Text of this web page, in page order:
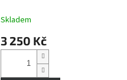
dodává vnitřní sílu a
Skladem
3 250 Kč